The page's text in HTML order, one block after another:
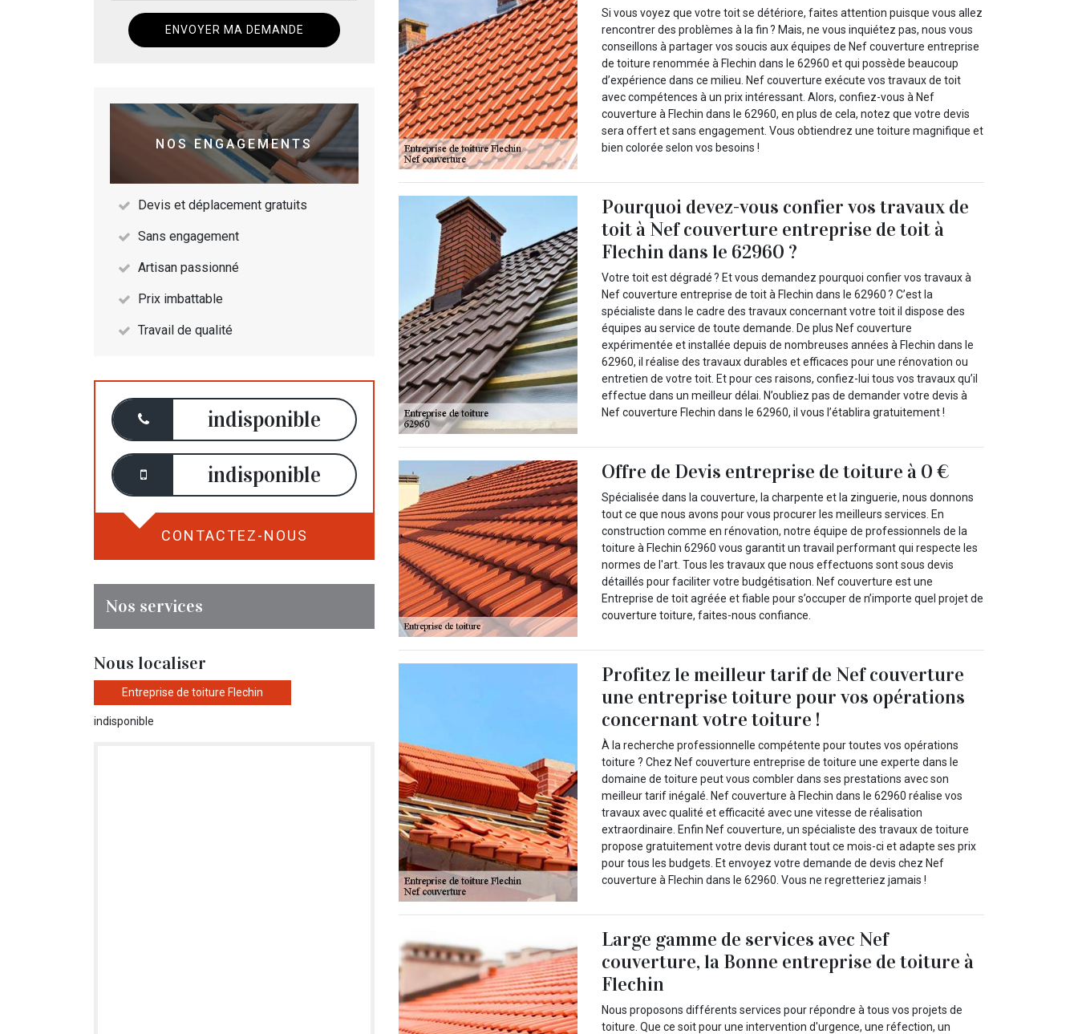
NOS ENGAGEMENTS
Devis et déplacement gratuits
Sans engagement
Artisan passionné
Prix imbattable
Travail de qualité
indisponible
indisponible
CONTACTEZ-NOUS
Nos services
Nous localiser
Entreprise de toiture Flechin
indisponible
Si vous voyez que votre toit se détériore, faites attention puisque vous allez
rencontrer des problèmes à la fin ? Mais, ne vous inquiétez pas, nous vous
conseillons à partager vos soucis aux équipes de Nef couverture entreprise
de toiture renommée à Flechin dans le 62960 et qui possède beaucoup
d’expérience dans ce milieu. Nef couverture exécute vos travaux de toit
avec compétences à un prix intéressant. Alors, confiez-vous à Nef
couverture à Flechin dans le 62960, en plus de cela, notez que votre devis
sera offert et sans engagement. Vous obtiendrez une toiture magnifique et
bien colorée selon vos besoins !
Pourquoi devez-vous confier vos travaux de
toit à Nef couverture entreprise de toit à
Flechin dans le 62960 ?
Votre toit est dégradé ? Et vous demandez pourquoi confier vos travaux à
Nef couverture entreprise de toit à Flechin dans le 62960 ? C’est la
spécialiste dans le cadre des travaux concernant votre toit il dispose des
équipes au service de toute demande. De plus Nef couverture
expérimentée et installée depuis de nombreuses années à Flechin dans le
62960, il réalise des travaux durables et efficaces pour une rénovation ou
entretien de votre toit. Et pour ces raisons, confiez-lui tous vos travaux qu’il
effectue dans un meilleur délai. N’oubliez pas de demander votre devis à
Nef couverture Flechin dans le 62960, il vous l’établira gratuitement !
Offre de Devis entreprise de toiture à 0 €
Spécialisée dans la couverture, la charpente et la zinguerie, nous donnons
tout ce que nous avons pour vous procurer les meilleurs services. En
construction comme en rénovation, notre équipe de professionnels de la
toiture à Flechin 62960 vous garantit un travail performant qui respecte les
normes de l'art. Tous les travaux que nous effectuons sont sous devis
détaillés pour faciliter votre budgétisation. Nef couverture est une
Entreprise de toit agréée et fiable pour s’occuper de n’importe quel projet de
couverture toiture, faites-nous confiance.
Profitez le meilleur tarif de Nef couverture
une entreprise toiture pour vos opérations
concernant votre toiture !
À la recherche professionnelle compétente pour toutes vos opérations
toiture ? Chez Nef couverture entreprise de toiture une experte dans le
domaine de toiture peut vous combler dans ses prestations avec son
meilleur tarif inégalé. Nef couverture à Flechin dans le 62960 réalise vos
travaux avec qualité et efficacité avec une vitesse de réalisation
extraordinaire. Enfin Nef couverture, un spécialiste des travaux de toiture
propose gratuitement votre devis durant tout ce mois-ci et adapte ses prix
pour tous les budgets. Et envoyez votre demande de devis chez Nef
couverture à Flechin dans le 62960. Vous ne regretteriez jamais !
Large gamme de services avec Nef
couverture, la Bonne entreprise de toiture à
Flechin
Nous proposons différents services pour répondre à tous vos projets de
toiture. Que ce soit pour une intervention d'urgence, une réfection, un